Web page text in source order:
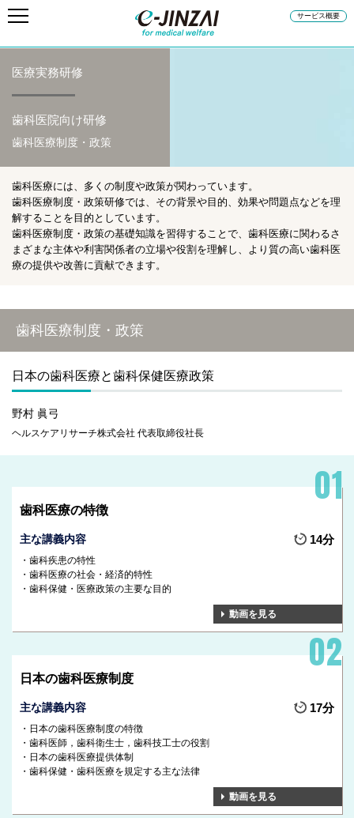
サービス概要
医療実務研修
歯科医院向け研修
歯科医療制度・政策
歯科医療には、多くの制度や政策が関わっています。
歯科医療制度・政策研修では、その背景や目的、効果や問題点などを理
解することを目的としています。
歯科医療制度・政策の基礎知識を習得することで、歯科医療に関わるさ
まざまな主体や利害関係者の立場や役割を理解し、より質の高い歯科医
療の提供や改善に貢献できます。
歯科医療制度・政策
日本の歯科医療と歯科保健医療政策
野村 眞弓
ヘルスケアリサーチ株式会社 代表取締役社長
歯科医療の特徴
主な講義内容 14分
歯科疾患の特性
歯科医療の社会・経済的特性
歯科保健・医療政策の主要な目的
動画を見る
日本の歯科医療制度
主な講義内容 17分
日本の歯科医療制度の特徴
歯科医師，歯科衛生士，歯科技工士の役割
日本の歯科医療提供体制
歯科保健・歯科医療を規定する主な法律
動画を見る